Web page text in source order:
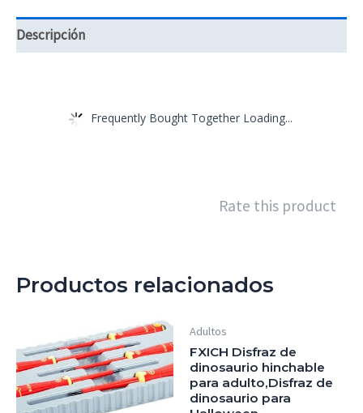
Descripción
Frequently Bought Together Loading...
Rate this product
Productos relacionados
Adultos
FXICH Disfraz de
dinosaurio hinchable
para adulto,Disfraz de
dinosaurio para